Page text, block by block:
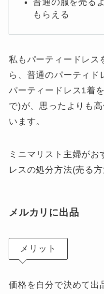
普通の服を売る
もらえる
私もパーティードレス
ら、普通のパーティ
パーティードレス1着
で)が、思ったよりも
います。
ミニマリスト主婦がお
レスの処分方法(売る方
メルカリに出品
メリット
価格を自分で決めて出